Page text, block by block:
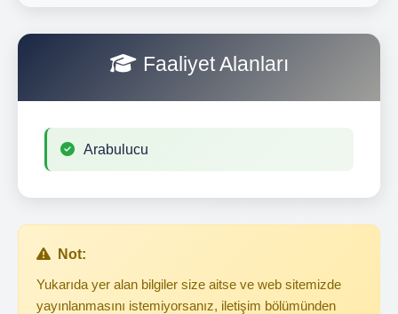
Faaliyet Alanları
Arabulucu
Not:
Yukarıda yer alan bilgiler size aitse ve web sitemizde
yayınlanmasını istemiyorsanız, iletişim bölümünden